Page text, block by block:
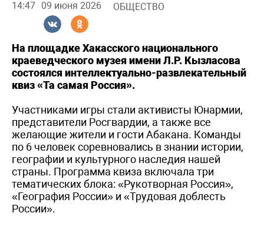
14:47 09 июня 2026 ОБЩЕСТВО
На площадке Хакасского национального
краеведческого музея имени Л.Р. Кызласова
состоялся интеллектуально-развлекательный
квиз «Та самая Россия».
Участниками игры стали активисты Юнармии,
представители Росгвардии, а также все
желающие жители и гости Абакана. Команды
по 6 человек соревновались в знании истории,
географии и культурного наследия нашей
страны. Программа квиза включала три
тематических блока: «Рукотворная Россия»,
«География России» и «Трудовая доблесть
России».